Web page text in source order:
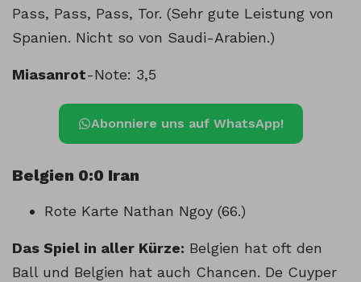
Pass, Pass, Pass, Tor. (Sehr gute Leistung von
Spanien. Nicht so von Saudi-Arabien.)
Miasanrot-Note: 3,5
Abonniere uns auf WhatsApp!
Belgien 0:0 Iran
Rote Karte Nathan Ngoy (66.)
Das Spiel in aller Kürze: Belgien hat oft den
Ball und Belgien hat auch Chancen. De Cuyper